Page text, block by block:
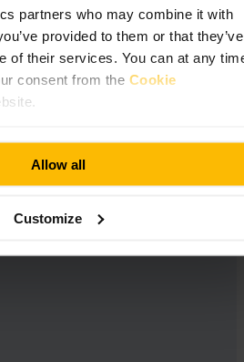
partners who may combine it with
provided to them or that they’ve
of their services. You can at any
consent from the Cookie
Allow all
Customize